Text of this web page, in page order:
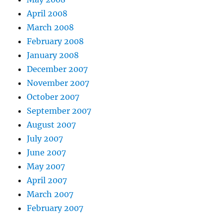
April 2008
March 2008
February 2008
January 2008
December 2007
November 2007
October 2007
September 2007
August 2007
July 2007
June 2007
May 2007
April 2007
March 2007
February 2007